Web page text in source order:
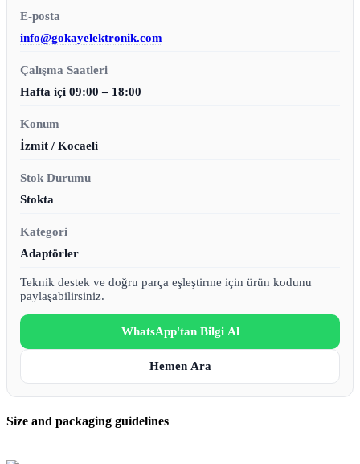
E-posta
info@gokayelektronik.com
Çalışma Saatleri
Hafta içi 09:00 – 18:00
Konum
İzmit / Kocaeli
Stok Durumu
Stokta
Kategori
Adaptörler
Teknik destek ve doğru parça eşleştirme için ürün kodunu
paylaşabilirsiniz.
WhatsApp'tan Bilgi Al
Hemen Ara
Size and packaging guidelines